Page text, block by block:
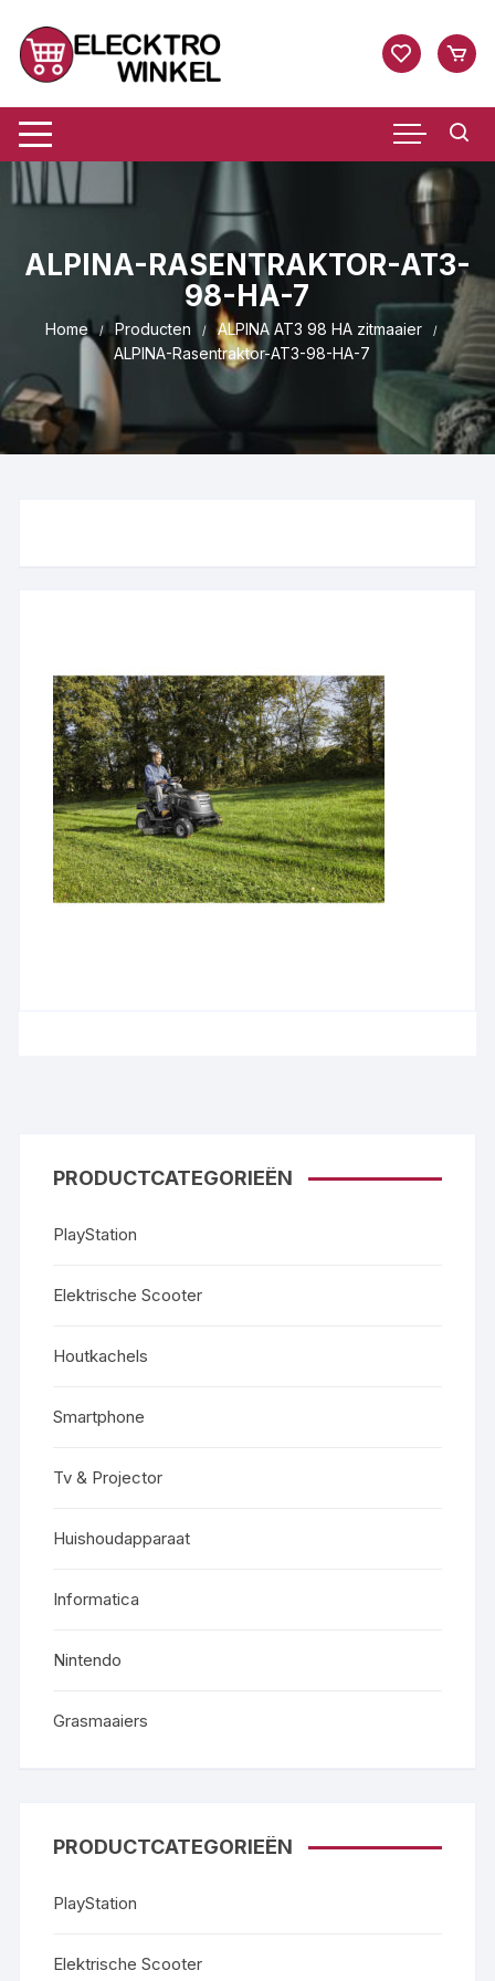
naar
inhoud
ALPINA-RASENTRAKTOR-AT3-
98-HA-7
Home Producten
ALPINA AT3 98 HA zitmaaier
ALPINA-Rasentraktor-AT3-98-HA-7
PRODUCTCATEGORIEËN
PlayStation
Elektrische Scooter
Houtkachels
Smartphone
Tv & Projector
Huishoudapparaat
Informatica
Nintendo
Grasmaaiers
PRODUCTCATEGORIEËN
PlayStation
Elektrische Scooter